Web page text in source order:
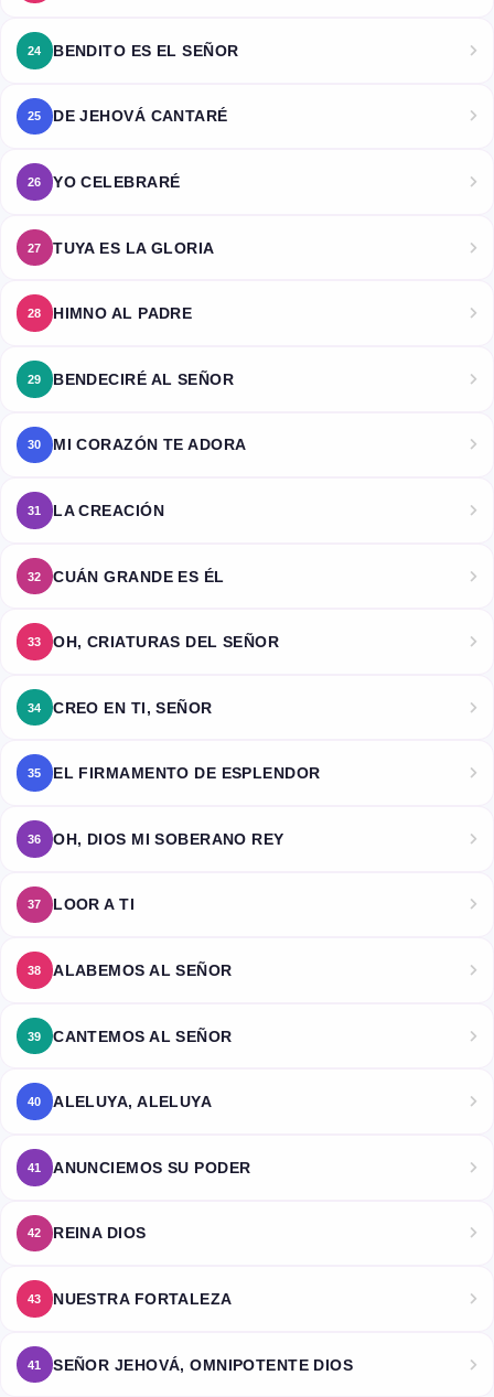
24 BENDITO ES EL SEÑOR
25 DE JEHOVÁ CANTARÉ
26 YO CELEBRARÉ
27 TUYA ES LA GLORIA
28 HIMNO AL PADRE
29 BENDECIRÉ AL SEÑOR
30 MI CORAZÓN TE ADORA
31 LA CREACIÓN
32 CUÁN GRANDE ES ÉL
33 OH, CRIATURAS DEL SEÑOR
34 CREO EN TI, SEÑOR
35 EL FIRMAMENTO DE ESPLENDOR
36 OH, DIOS MI SOBERANO REY
37 LOOR A TI
38 ALABEMOS AL SEÑOR
39 CANTEMOS AL SEÑOR
40 ALELUYA, ALELUYA
41 ANUNCIEMOS SU PODER
42 REINA DIOS
43 NUESTRA FORTALEZA
41 SEÑOR JEHOVÁ, OMNIPOTENTE DIOS